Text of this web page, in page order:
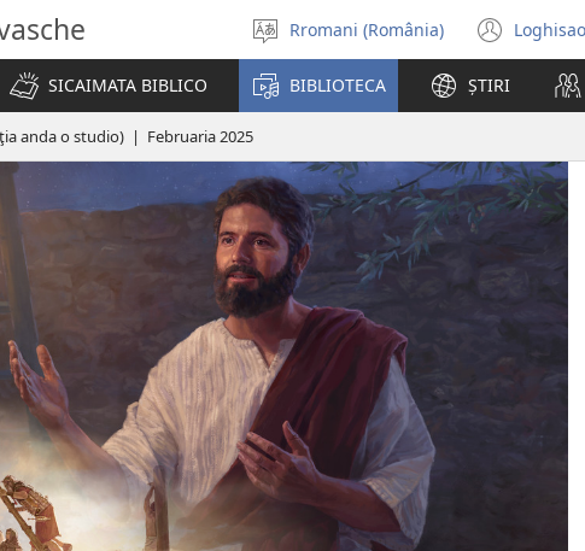
Selectisar
i
șib
Rromani (România)
new
SICAIMATA BIBLICO BIBLIOTECA ȘTIRI
anda o studio) | Februaria 2025